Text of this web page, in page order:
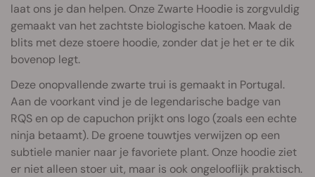
laat ons je dan helpen. Onze Zwarte Hoodie is zorgvuldig
gemaakt van het zachtste biologische katoen. Maak de
blits met deze stoere hoodie, zonder dat je het er te dik
bovenop legt.
Deze onopvallende zwarte trui is gemaakt in Portugal.
Aan de voorkant vind je de legendarische badge van
RQS en op de capuchon prijkt ons logo (zoals een echte
ninja betaamt). De groene touwtjes verwijzen op een
subtiele manier naar je favoriete plant. Onze hoodie ziet
er niet alleen stoer uit, maar is ook ongelooflijk praktisch.